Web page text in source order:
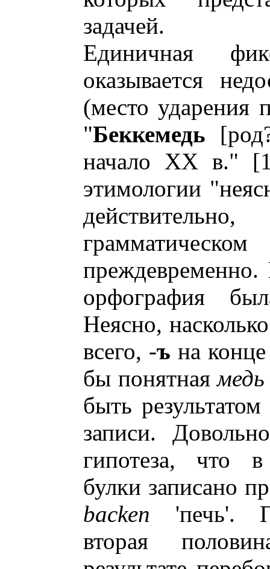
задачей.
Единичная
оказывается
(место ударения
"Беккемедь
начало XX в."
этимологии
преждевременно.
орфография
Неясно,
всего, -ъ на
бы понятнаямедь
быть
записи.
гипотеза, что в
булки записано
backen 'печь'.
вторая